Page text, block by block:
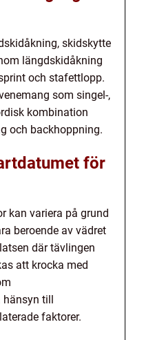
skidskytte
längdskidåkning
och stafettlopp.
som singel-,
kombination
och backhoppning.
för
kan variera på grund
beroende av vädret
där tävlingen
att krocka med
hänsyn till
faktorer.